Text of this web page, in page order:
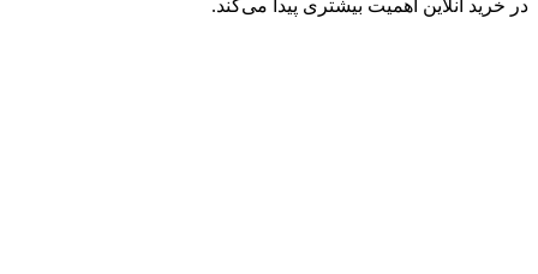
در خرید آنلاین اهمیت بیشتری پیدا می‌کند.